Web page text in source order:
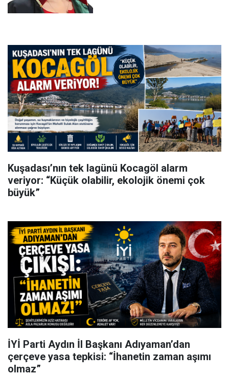
Kuşadası’nın tek lagünü Kocagöl alarm
veriyor: “Küçük olabilir, ekolojik önemi çok
büyük”
İYİ Parti Aydın İl Başkanı Adıyaman’dan
çerçeve yasa tepkisi: “İhanetin zaman aşımı
olmaz”